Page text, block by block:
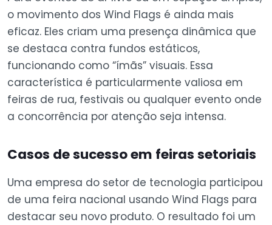
o movimento dos Wind Flags é ainda mais
eficaz. Eles criam uma presença dinâmica que
se destaca contra fundos estáticos,
funcionando como “ímãs” visuais. Essa
característica é particularmente valiosa em
feiras de rua, festivais ou qualquer evento onde
a concorrência por atenção seja intensa.
Casos de sucesso em feiras setoriais
Uma empresa do setor de tecnologia participou
de uma feira nacional usando Wind Flags para
destacar seu novo produto. O resultado foi um